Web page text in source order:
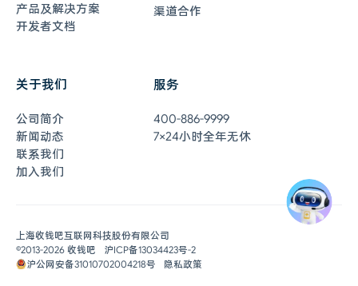
产品及解决方案
开发者文档
渠道合作
关于我们
公司简介
新闻动态
联系我们
加入我们
服务
400-886-9999
7×24小时全年无休
上海收钱吧互联网科技股份有限公司
©2013-2026 收钱吧
沪ICP备13034423号-2
沪公网安备31010702004218号
隐私政策
7×24小时全年无休
联系客服